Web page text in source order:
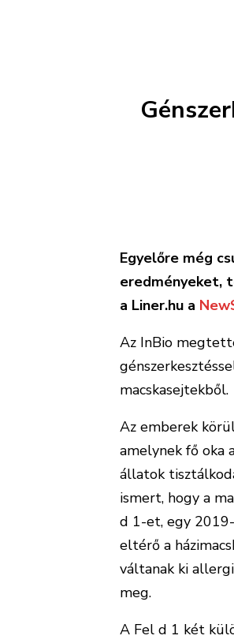
Egyelőre még
eredményeket,
a Liner.hu a
Az InBio
macskasejtekből.
Az emberek
amelynek fő oka
állatok
ismert, hogy a
d 1-et, egy
eltérő a
váltanak ki
meg.
A Fel d 1 két